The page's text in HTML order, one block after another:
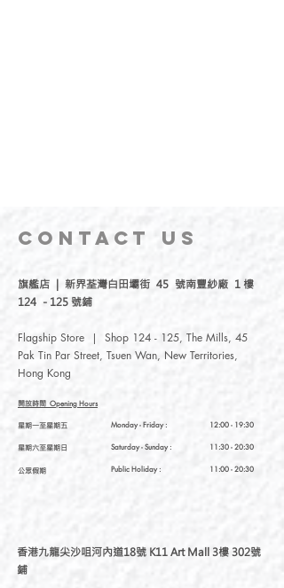
CONTACT US
旗艦店 | 新界荃灣白田壩街 45 號南豐紗廠 1 樓
124 - 125 號鋪
Flagship Store | Shop 124 - 125, The Mills, 45
Pak Tin Par Street, Tsuen Wan, New Territories,
Hong Kong
開放時間 Opening Hours
星期一至星期五
星期六至星期日
公眾假期
12:00 - 19:30
11:30 - 20:30
11:00 - 20:30
Monday - Friday :
Saturday- Sunday :
Public Holiday :
香港九龍尖沙咀河內道18號 K11 Art Mall 3樓 302號
鋪